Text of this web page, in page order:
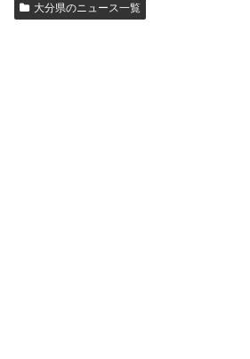
大分県のニュース一覧